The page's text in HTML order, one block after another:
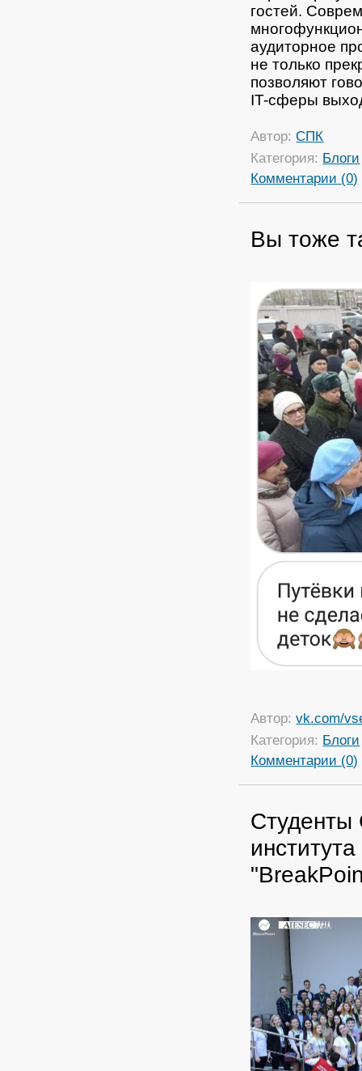
гостей.
аудиторное
не только
позволяют
IT-сферы
Автор:СПК
Категория: Блоги
Комментарии (0)
Вы тоже
Автор:vk.com/
Категория: Блоги
Комментарии (0)
Студенты